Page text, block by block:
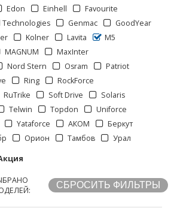
Edon Einhell
Favourite
Technologies Genmac
GoodYear
Kolner Lavita
M5
MAGNUM
MaxInter
Nord Stern Osram
Patriot
Ring
RockForce
RuTrike Soft Drive
Solaris
Telwin Topdon
Uniforce
Yataforce АКОМ
Беркут
Орион Тамбов
Урал